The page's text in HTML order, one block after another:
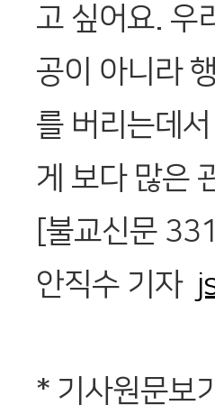
고 싶어요. 우
공이 아니라
를 버리는데
게 보다 많은
[불교신문
안직수 기자
* 기사원문보기